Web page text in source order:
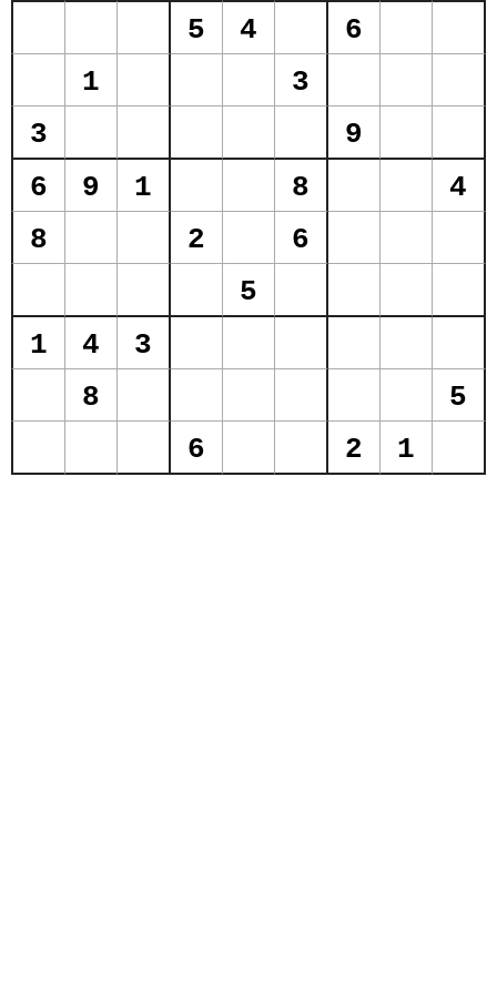
5 4
6
1
3
3
9
6
9 1 8
4
8
2
6
5
1
4
3
8
5
6
2 1